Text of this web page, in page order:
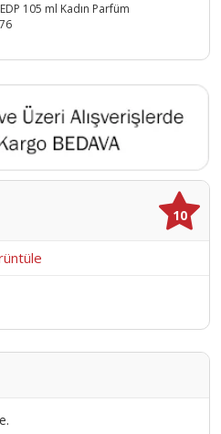
105 ml Kadın Parfüm
10